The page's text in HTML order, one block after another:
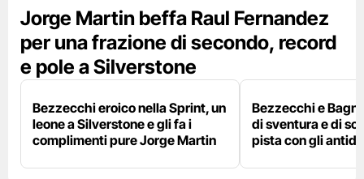
Jorge Martin beffa Raul Fernandez
per una frazione di secondo, record
e pole a Silverstone
Bezzecchi eroico nella Sprint, un
leone a Silverstone e gli fa i
complimenti pure Jorge Martin
Bezzecchi e
di sventura e di
pista con gli